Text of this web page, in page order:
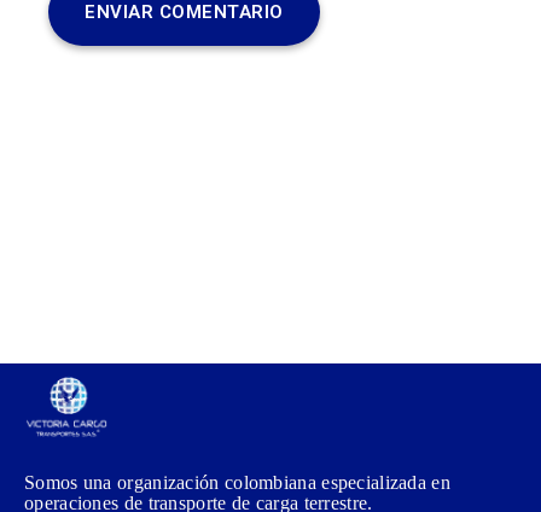
Somos una organización colombiana especializada en
operaciones de transporte de carga terrestre.